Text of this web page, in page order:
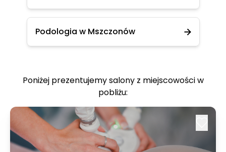
Podologia w Mszczonów
Poniżej prezentujemy salony z miejscowości w
pobliżu: